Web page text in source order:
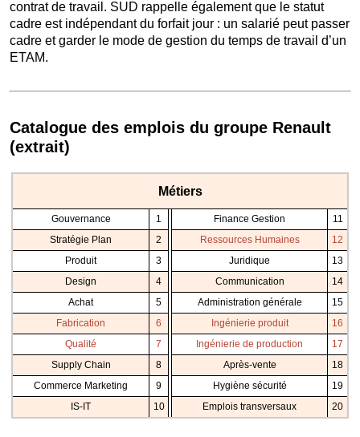
contrat de travail. SUD rappelle également que le statut
cadre est indépendant du forfait jour : un salarié peut passer
cadre et garder le mode de gestion du temps de travail d’un
ETAM.
Catalogue des emplois du groupe Renault
(extrait)
Métiers
Gouvernance 1 Finance Gestion
11
Stratégie Plan
2 Ressources Humaines
12
Produit
3 Juridique
13
Design
4 Communication
14
Achat
5 Administration générale
15
Fabrication
6 Ingénierie produit
16
Qualité
7 Ingénierie de production
17
Supply Chain
8 Après-vente
18
Commerce Marketing
9 Hygiène sécurité
19
IS-IT
10 Emplois transversaux 20